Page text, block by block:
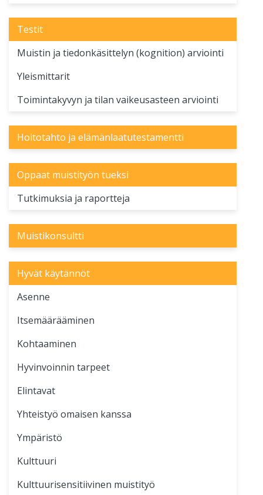
Testit
Muistin ja tiedonkäsittelyn (kognition) arviointi
Yleismittarit
Toimintakyvyn ja tilan vaikeusasteen arviointi
Hoitotahto ja elämänlaatutestamentti
Oppaat muistityön tueksi
Tutkimuksia ja raportteja
Muistikonsultti
Hyvät käytännöt
Asenne
Itsemäärääminen
Kohtaaminen
Hyvinvoinnin tarpeet
Elintavat
Yhteistyö omaisen kanssa
Ympäristö
Kulttuuri
Kulttuurisensitiivinen muistityö